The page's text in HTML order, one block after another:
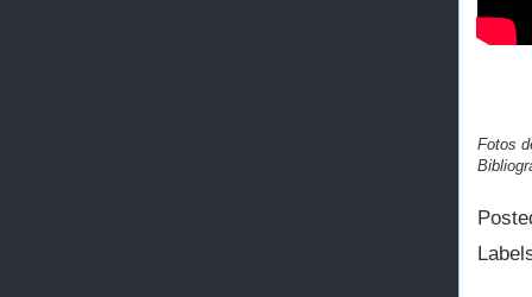
Fotos